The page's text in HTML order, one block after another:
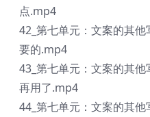
点.mp4
42_第七单元：文案的其
要的.mp4
43_第七单元：文案的其
再用了.mp4
44_第七单元：文案的其